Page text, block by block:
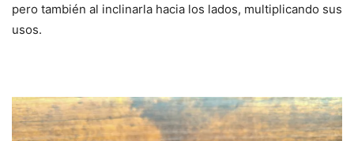
pero también al inclinarla hacia los lados, multiplicando sus
usos.